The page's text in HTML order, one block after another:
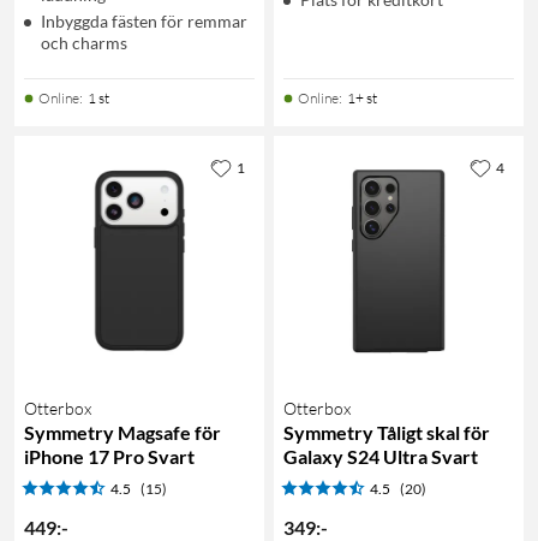
Inbyggda fästen för remmar
och charms
Online: 1 st Online: 1+ st
Otterbox
Symmetry Magsafe för
iPhone 17 Pro Svart
4.5 (15)
449:-
1
Otterbox
Symmetry Tåligt skal för
Galaxy S24 Ultra Svart
4.5 (20)
349:-
4